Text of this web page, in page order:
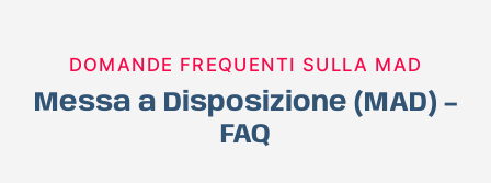
DOMANDE FREQUENTI SULLA MAD
Messa a Disposizione (MAD) –
FAQ